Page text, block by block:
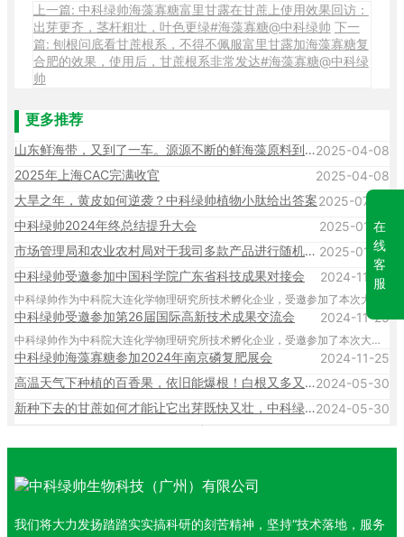
上一篇: 中科绿帅海藻寡糖富里甘露在甘蔗上使用效果回访：
出芽更齐，茎杆粗壮，叶色更绿#海藻寡糖@中科绿帅 下一
篇: 刨根问底看甘蔗根系，不得不佩服富里甘露加海藻寡糖复
合肥的效果，使用后，甘蔗根系非常发达#海藻寡糖@中科绿
帅
更多推荐
山东鲜海带，又到了一车。源源不断的鲜海藻原料到厂 生产也在紧锣密鼓的进行中!#海藻寡糖 @中科绿帅2025-04-08
2025年上海CAC完满收官
2025-04-08
大旱之年，黄皮如何逆袭？中科绿帅植物小肽给出答案2025-07-15
中科绿帅2024年终总结提升大会
2025-01-14
市场管理局和农业农村局对于我司多款产品进行随机抽查，结果均合格 2025-01-13
中科绿帅受邀参加中国科学院广东省科技成果对接会
2024-11-25
中科绿帅受邀参加第26届国际高新技术成果交流会 2024-11-25
中科绿帅作为中科院大连化学物理研究所技术孵化企业，受邀参加了本次大会，展示中科院大化所的技术展示成果。
中科绿帅海藻寡糖参加2024年南京磷复肥展会
2024-11-25
高温天气下种植的百香果，依旧能爆根！白根又多又密，中科绿帅方案值得信赖！#海藻寡糖@中科绿帅2024-05-30
新种下去的甘蔗如何才能让它出芽既快又壮，中科绿帅酶解左旋氨基酸能够做到！#海藻寡糖@中科绿帅2024-05-30
我们将大力发扬踏踏实实搞科研的刻苦精神，坚持“技术落地，服务
在
线
客
服